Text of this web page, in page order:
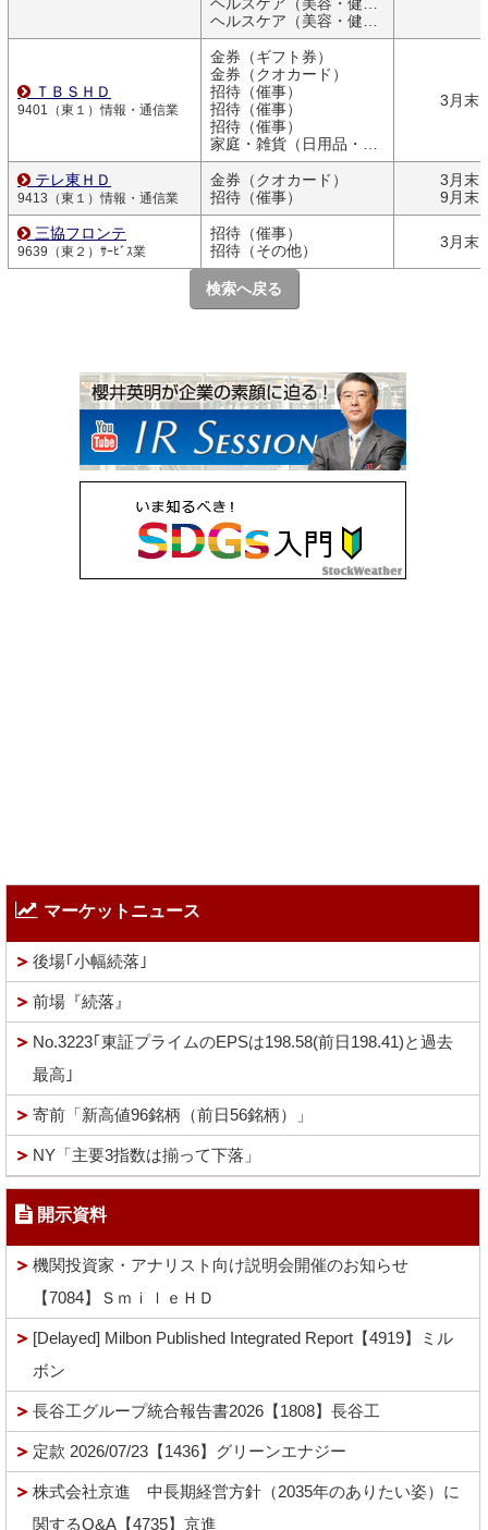
ヘルスケア（美容・健康関連商品）
ヘルスケア（美容・健康関連商品）
ＴＢＳＨＤ
9401（東１）情報・通信業
金券（ギフト券）
金券（クオカード）
招待（催事）
招待（催事）
招待（催事）
家庭・雑貨（日用品・文房具）
3月末
テレ東ＨＤ
9413（東１）情報・通信業
金券（クオカード）
招待（催事）
3月末
9月末
三協フロンテ
9639（東２）ｻｰﾋﾞｽ業
招待（催事）
招待（その他）
3月末
検索へ戻る
マーケットニュース
後場｢小幅続落｣
前場『続落』
No.3223｢東証プライムのEPSは198.58(前日198.41)と過去
最高｣
寄前「新高値96銘柄（前日56銘柄）」
NY「主要3指数は揃って下落」
開示資料
機関投資家・アナリスト向け説明会開催のお知らせ
【7084】ＳｍｉｌｅＨＤ
[Delayed] Milbon Published Integrated Report【4919】ミル
ボン
長谷工グループ統合報告書2026【1808】長谷工
定款 2026/07/23【1436】グリーンエナジー
株式会社京進 中長期経営方針（2035年のありたい姿）に
関するQ&A【4735】京進